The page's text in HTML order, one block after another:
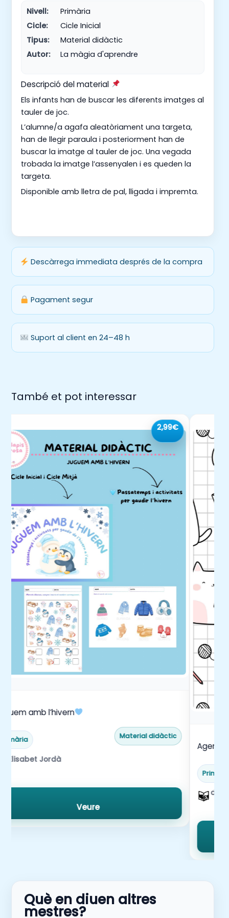
Nivell:
Primària
Cicle:
Cicle Inicial
Tipus:
Material didàctic
Autor:
La màgia d'aprendre
Descripció del material
Els infants han de buscar les diferents imatges al
tauler de joc.
L’alumne/a agafa aleatòriament una targeta,
han de llegir paraula i posteriorment han de
buscar la imatge al tauler de joc. Una vegada
trobada la imatge l’assenyalen i es queden la
targeta.
Disponible amb lletra de pal, lligada i impremta.
Descàrrega immediata després de la compra
Pagament segur
Suport al client en 24–48 h
També et pot interessar
2,99€
amb l’hivern
Primària Material didàctic
Elisabet Jordà
Veure
Agenda
Què en diuen altres
mestres?